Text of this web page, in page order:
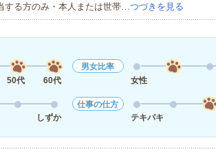
する方のみ・本人または世帯…つづきを見る
50代 60代
男女比率
女性
しずか
仕事の仕方
テキパキ